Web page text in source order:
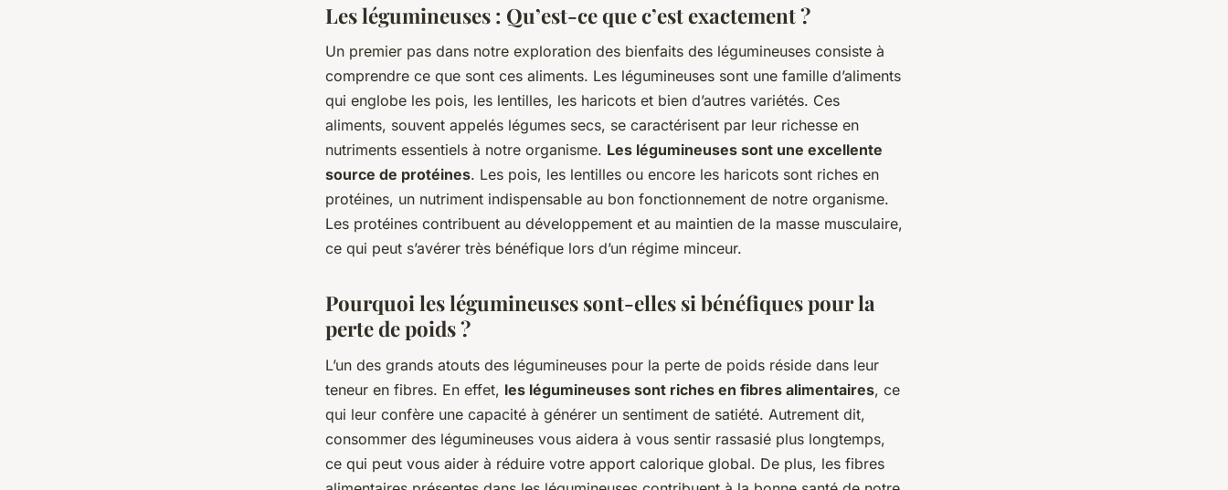
Les légumineuses : Qu’est-ce que c’est exactement ?
Un premier pas dans notre exploration des bienfaits des légumineuses consiste à
comprendre ce que sont ces aliments. Les légumineuses sont une famille d’aliments
qui englobe les pois, les lentilles, les haricots et bien d’autres variétés. Ces
aliments, souvent appelés légumes secs, se caractérisent par leur richesse en
nutriments essentiels à notre organisme. Les légumineuses sont une excellente
source de protéines. Les pois, les lentilles ou encore les haricots sont riches en
protéines, un nutriment indispensable au bon fonctionnement de notre organisme.
Les protéines contribuent au développement et au maintien de la masse musculaire,
ce qui peut s’avérer très bénéfique lors d’un régime minceur.
Pourquoi les légumineuses sont-elles si bénéfiques pour la
perte de poids ?
L’un des grands atouts des légumineuses pour la perte de poids réside dans leur
teneur en fibres. En effet, les légumineuses sont riches en fibres alimentaires, ce
qui leur confère une capacité à générer un sentiment de satiété. Autrement dit,
consommer des légumineuses vous aidera à vous sentir rassasié plus longtemps,
ce qui peut vous aider à réduire votre apport calorique global. De plus, les fibres